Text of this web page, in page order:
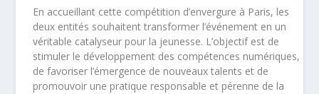
En accueillant cette compétition d’envergure à Paris, les
deux entités souhaitent transformer l’événement en un
véritable catalyseur pour la jeunesse. L’objectif est de
stimuler le développement des compétences numériques,
de favoriser l’émergence de nouveaux talents et de
promouvoir une pratique responsable et pérenne de la